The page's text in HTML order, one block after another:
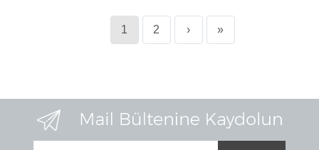
1 2 › »